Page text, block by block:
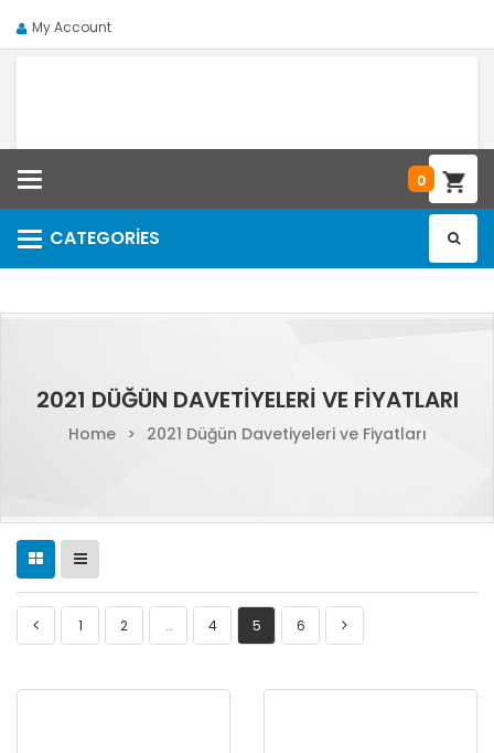
My Account
0
CATEGORIES
Categories
2021 DÜĞÜN DAVETIYELERI VE FIYATLARI
Home > 2021 Düğün Davetiyeleri ve Fiyatları
1 2 … 4 5 6